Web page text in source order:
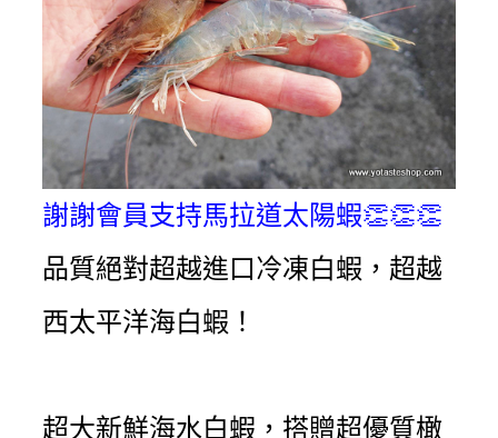
謝謝會員支持馬拉道太陽蝦👏👏👏
品質絕對超越進口冷凍白蝦，超越
西太平洋海白蝦！
超大新鮮海水白蝦，搭贈超優質橄